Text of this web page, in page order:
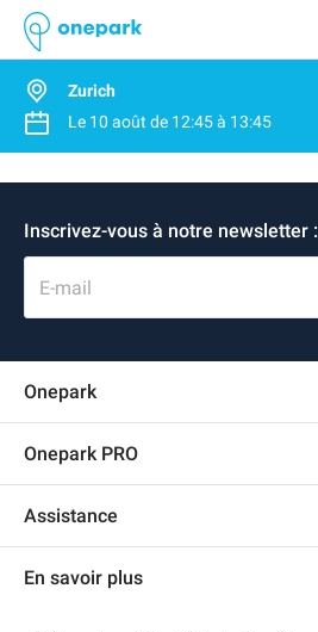
Zurich
Le 10 août de 12:45à 13:45
Inscrivez-vous à notre newsletter :
E-mail
Onepark
Recrutement
Onepark PRO
Accéder à mon espace partenaire
Assistance
Centre d'aide
En savoir plus